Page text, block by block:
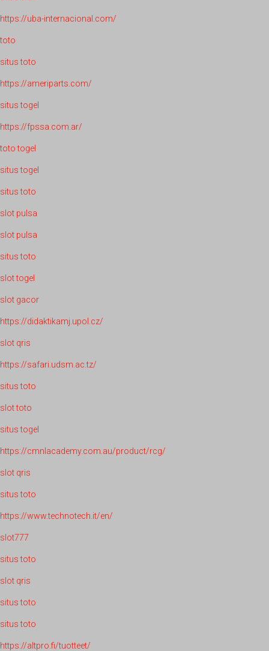
https://uba-internacional.com/
toto
situs toto
https://ameriparts.com/
situs togel
https://fpssa.com.ar/
toto togel
situs togel
situs toto
slot pulsa
slot pulsa
situs toto
slot togel
slot gacor
https://didaktikamj.upol.cz/
slot qris
https://safari.udsm.ac.tz/
situs toto
slot toto
situs togel
https://cmnlacademy.com.au/product/rcg/
slot qris
situs toto
https://www.technotech.it/en/
slot777
situs toto
slot qris
situs toto
situs toto
https://altpro.fi/tuotteet/